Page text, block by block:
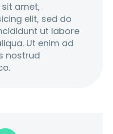
amet,
elit, sed do
ut labore
Ut enim ad
nostrud